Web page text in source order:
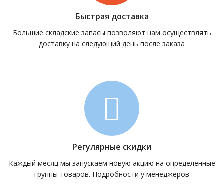
Быстрая доставка
Большие складские запасы позволяют нам осуществлять
доставку на следующий день после заказа
Регулярные скидки
Каждый месяц мы запускаем новую акцию на определённые
группы товаров. Подробности у менеджеров